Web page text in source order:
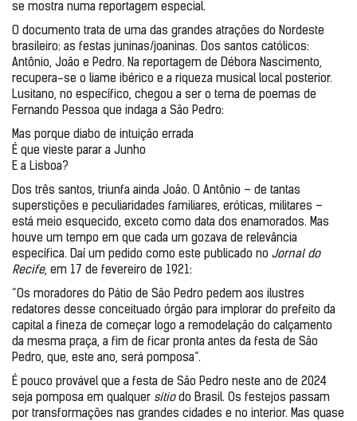
se mostra numa reportagem especial.
O documento trata de uma das grandes atrações do Nordeste
brasileiro: as festas juninas/joaninas. Dos santos católicos:
Antônio, João e Pedro. Na reportagem de Débora Nascimento,
recupera-se o liame ibérico e a riqueza musical local posterior.
Lusitano, no específico, chegou a ser o tema de poemas de
Fernando Pessoa que indaga a São Pedro:
Mas porque diabo de intuição errada
É que vieste parar a Junho
E a Lisboa?
Dos três santos, triunfa ainda João. O Antônio – de tantas
superstições e peculiaridades familiares, eróticas, militares –
está meio esquecido, exceto como data dos enamorados. Mas
houve um tempo em que cada um gozava de relevância
específica. Daí um pedido como este publicado no Jornal do
Recife, em 17 de fevereiro de 1921:
“Os moradores do Pátio de São Pedro pedem aos ilustres
redatores desse conceituado órgão para implorar do prefeito da
capital a fineza de começar logo a remodelação do calçamento
da mesma praça, a fim de ficar pronta antes da festa de São
Pedro, que, este ano, será pomposa”.
É pouco provável que a festa de São Pedro neste ano de 2024
seja pomposa em qualquer sítio do Brasil. Os festejos passam
por transformações nas grandes cidades e no interior. Mas quase